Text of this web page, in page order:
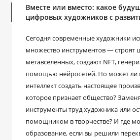
Вместе или вместо: какое
цифровых художников с
Сегодня современные художники
множество инструментов — строят
метавселенных, создают NFT,
помощью нейросетей. Но может ли
интеллект создать настоящее
которое признает общество?
инструменты труд художника или
помощником в творчестве? И где
образование, если вы решили